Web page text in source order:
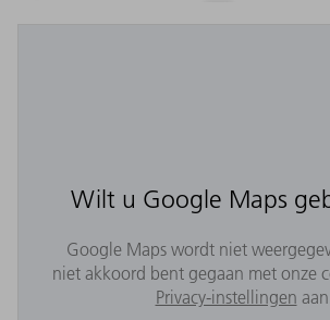
Wilt u Google Maps
Google Maps wordt niet
niet akkoord bent gegaan met onze
Privacy-instellingen